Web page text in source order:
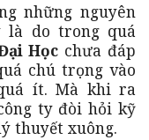
những nguyên
là do trong quá
Học chưa đáp
chú trọng vào
ít. Mà khi ra
ty đòi hỏi kỹ
thuyết xuông.